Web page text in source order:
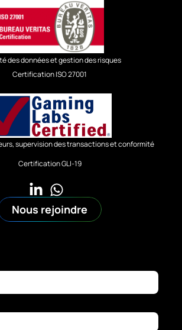
des données et gestion des risques
Certification ISO 27001
supervision des transactions et conformité
Certification GLI-19
Nous rejoindre